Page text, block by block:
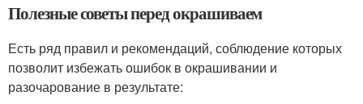
Полезные советы перед окрашиваем
Есть ряд правил и рекомендаций, соблюдение которых
позволит избежать ошибок в окрашивании и
разочарование в результате: